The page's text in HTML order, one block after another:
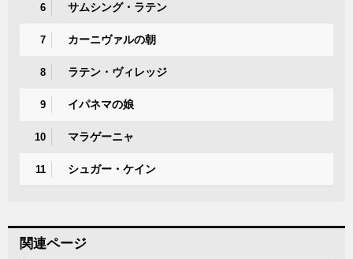
6 サムシング・ラテン
7 カーニヴァルの朝
8 ラテン・ヴィレッジ
9 イパネマの娘
10 マラゲーニャ
11 シュガー・ケイン
関連ページ